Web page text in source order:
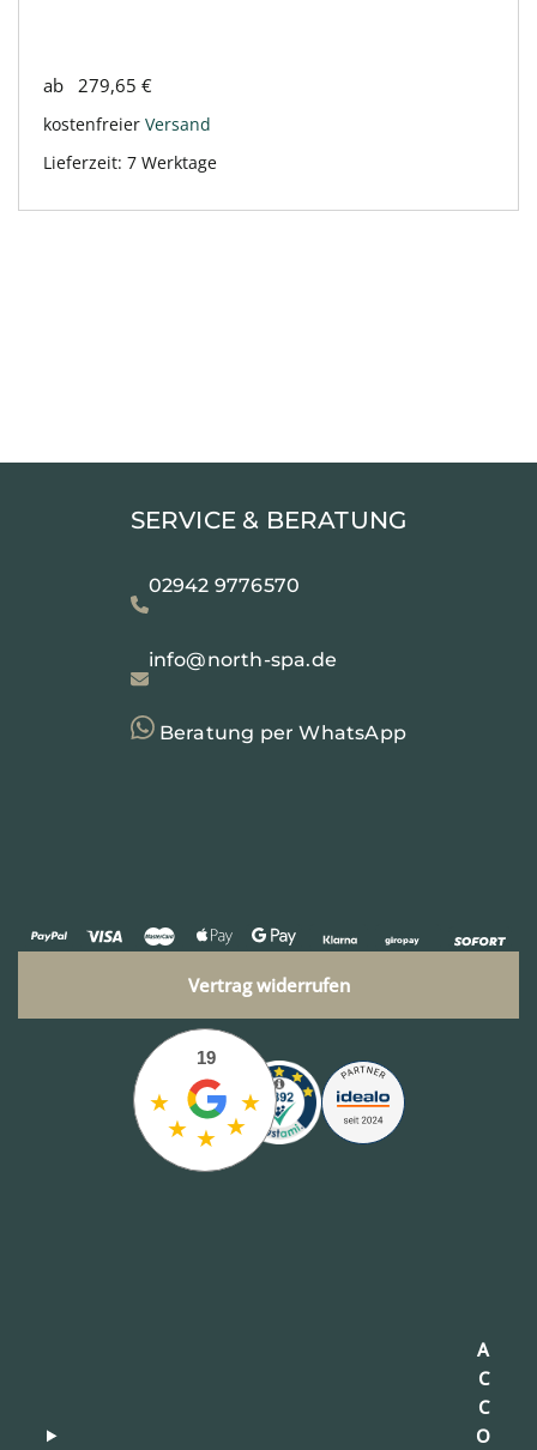
ab 279,65 €
kostenfreier Versand
Lieferzeit: 7 Werktage
SERVICE & BERATUNG
02942 9776570
info@north-spa.de
Beratung per WhatsApp
Vertrag widerrufen
★
★ ★ ★
★
19
A
C
C
O